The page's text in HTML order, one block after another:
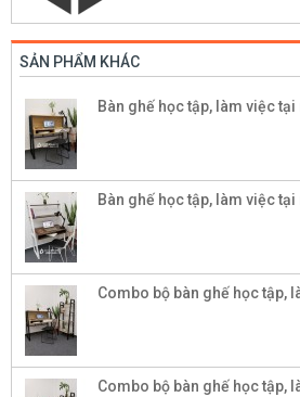
SẢN PHẨM KHÁC
Bàn ghế học tập, làm việc
Bàn ghế học tập, làm việc
Combo bộ bàn ghế học tập,
Combo bộ bàn ghế học tập,